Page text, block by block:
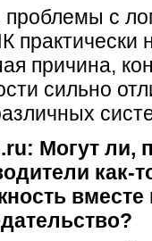
проблемы с
практически
причина,
сильно
Могут ли,
как-
вместе